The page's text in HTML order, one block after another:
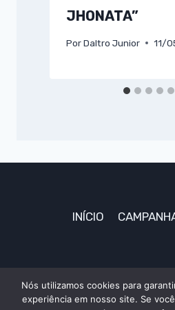
JHONATA”
PorDaltro Junior 11/
INÍCIO
Nós utilizamos cookies para
experiência em nosso site. Se